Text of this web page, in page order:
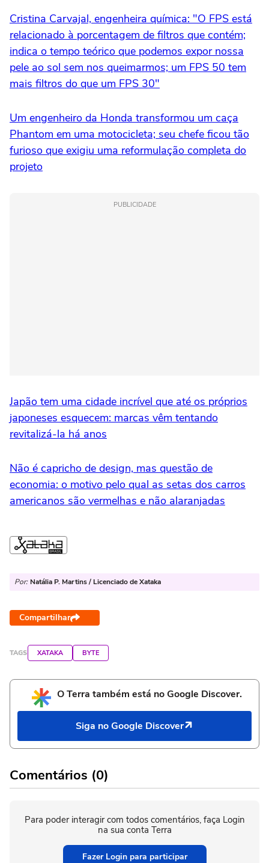
Cristina Carvajal, engenheira química: "O FPS está
relacionado à porcentagem de filtros que contém;
indica o tempo teórico que podemos expor nossa
pele ao sol sem nos queimarmos; um FPS 50 tem
mais filtros do que um FPS 30"
Um engenheiro da Honda transformou um caça
Phantom em uma motocicleta; seu chefe ficou tão
furioso que exigiu uma reformulação completa do
projeto
PUBLICIDADE
Japão tem uma cidade incrível que até os próprios
japoneses esquecem: marcas vêm tentando
revitalizá-la há anos
Não é capricho de design, mas questão de
economia: o motivo pelo qual as setas dos carros
americanos são vermelhas e não alaranjadas
Por: Natália P. Martins / Licenciado de Xataka
Compartilhar
TAGS XATAKA BYTE
O Terra também está no Google Discover.
Siga no Google Discover
Comentários (0)
Para poder interagir com todos comentários, faça Login
na sua conta Terra
Fazer Login para participar